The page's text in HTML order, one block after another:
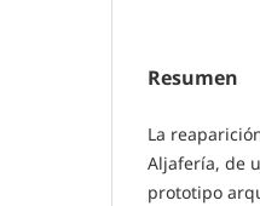
Resumen
La
Aljafería, de
prototipo